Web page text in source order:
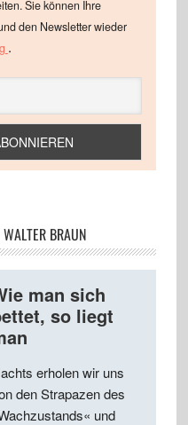
Sie können Ihre
den Newsletter wieder
.
WALTER BRAUN
man sich
so liegt
erholen wir uns
den Strapazen des
und